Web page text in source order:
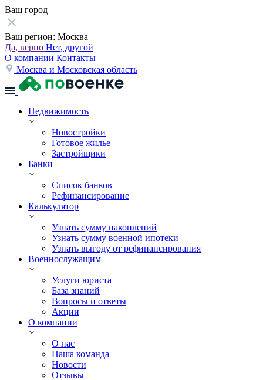
Ваш город
Ваш регион: Москва
Да, верно Нет, другой
О компании Контакты
Москва и Московская область
Недвижимость
Новостройки
Готовое жилье
Застройщики
Банки
Список банков
Рефинансирование
Калькулятор
Узнать сумму накоплений
Узнать сумму военной ипотеки
Узнать выгоду от рефинансирования
Военнослужащим
Услуги юриста
База знаний
Вопросы и ответы
Акции
О компании
О нас
Наша команда
Новости
Отзывы